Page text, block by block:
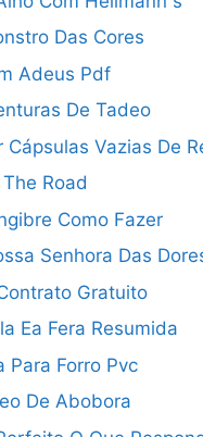
Das Cores
Adeus Pdf
De Tadeo
Cápsulas Vazias De
Road
Como Fazer
Senhora Das
Gratuito
Ea Fera Resumida
Para Forro Pvc
De Abobora